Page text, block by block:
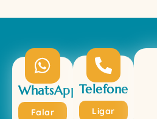
WhatsApp
Falar
Telefone
Ligar